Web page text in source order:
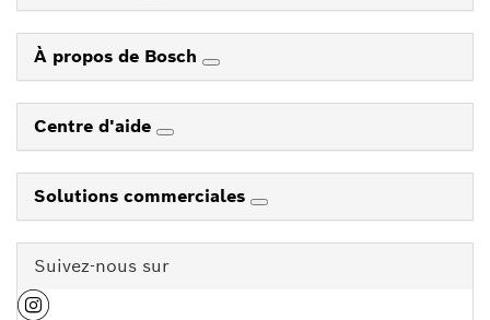
À propos de Bosch
Centre d'aide
Solutions commerciales
Suivez-nous sur